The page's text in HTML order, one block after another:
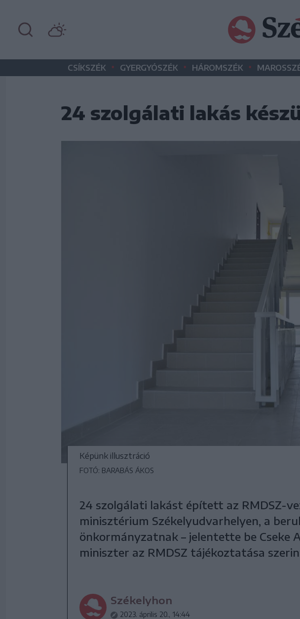
CSÍKSZÉK • GYERGYÓSZÉK • HÁROMSZÉK •
24 szolgálati lakás
Képünk illusztráció
FOTÓ: BARABÁS ÁKOS
24 szolgálati lakást épített az RMDSZ-
minisztérium Székelyudvarhelyen, a
önkormányzatnak – jelentette be Cseke
miniszter az RMDSZ tájékoztatása
Székelyhon
2023. április 20., 14:44